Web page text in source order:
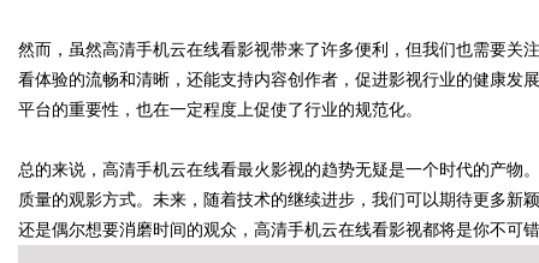
d
然而，虽然高清手机云在线看影视带来了许多便利，但我们也需要关
看体验的流畅和清晰，还能支持内容创作者，促进影视行业的健康发
平台的重要性，也在一定程度上促使了行业的规范化。
总的来说，高清手机云在线看最火影视的趋势无疑是一个时代的产物
质量的观影方式。未来，随着技术的继续进步，我们可以期待更多新
还是偶尔想要消磨时间的观众，高清手机云在线看影视都将是你不可